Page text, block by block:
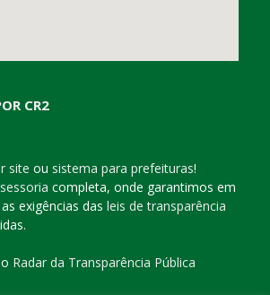
CR2
site ou sistema para prefeituras!
completa, onde garantimos em
exigências das leis de transparência
Radar da Transparência Pública